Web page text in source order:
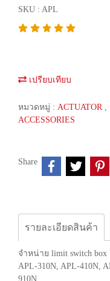
SKU : APL
เปรียบเทียบ
หมวดหมู่ : ACTUATOR ,
ACCESSORIES
Share
รายละเอียดสินค้า
จำหน่าย limit switch
APL-310N, APL-410N,
910N